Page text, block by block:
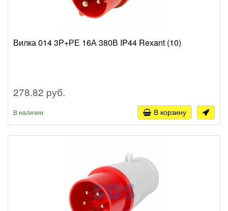
Вилка 014 3Р+РЕ 16А 380В IP44 Rexant (10)
278.82 руб.
В наличии В корзину